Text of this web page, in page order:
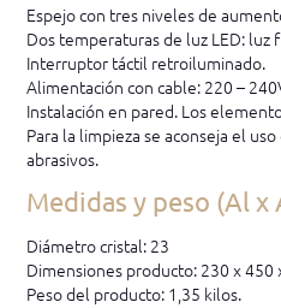
Espejo con tres niveles de
Dos temperaturas de luz LED: luz
Interruptor táctil retroiluminado.
Alimentación con cable: 220 –
Instalación en pared. Los
Para la limpieza se aconseja el
abrasivos.
Medidas y peso (Al x
Diámetro cristal: 23
Dimensiones producto: 230 x 450
Peso del producto: 1,35 kilos.